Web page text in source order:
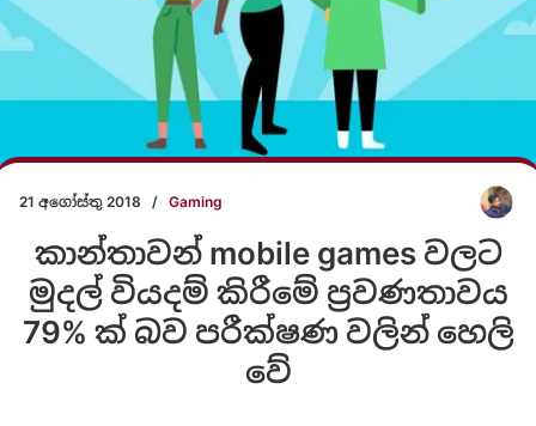
21 අගෝස්තු 2018 / Gaming
කාන්තාවන් mobile games වලට
මුදල් වියදම් කිරීමේ ප්‍රවණතාවය
79% ක් බව පරීක්ෂණ වලින් හෙලි
වේ